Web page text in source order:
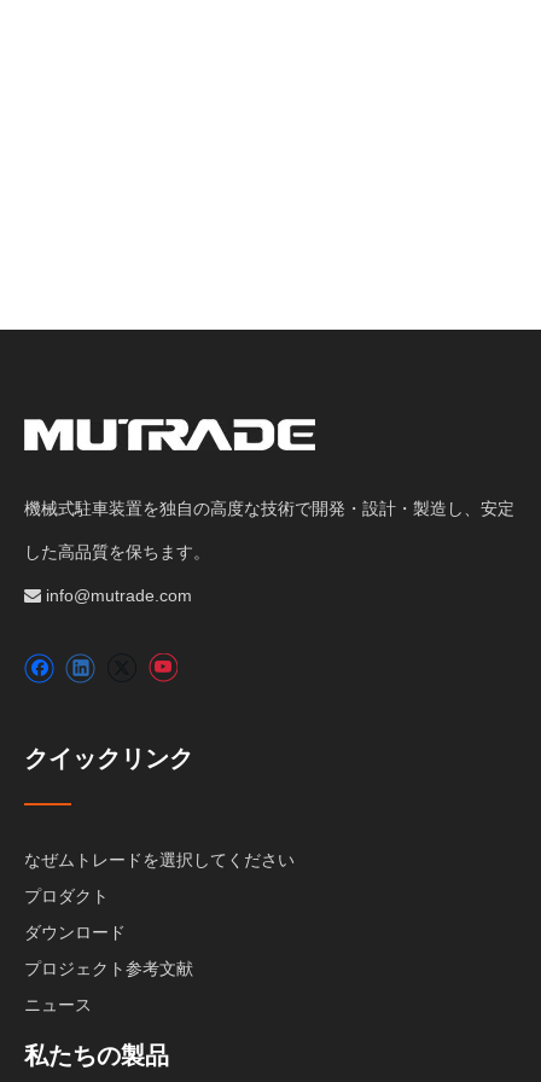
機械式駐車装置を独自の高度な技術で開発・設計・製造し、安定
した高品質を保ちます。
 info@mutrade.com
クイックリンク
なぜムトレードを選択してください
プロダクト
ダウンロード
プロジェクト参考文献
ニュース
私たちの製品